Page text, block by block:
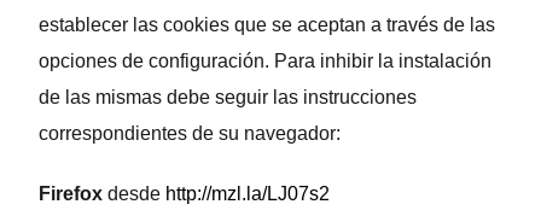
establecer las cookies que se aceptan a través de las
opciones de configuración. Para inhibir la instalación
de las mismas debe seguir las instrucciones
correspondientes de su navegador:
Firefox desde http://mzl.la/LJ07s2